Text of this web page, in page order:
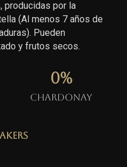
producidas por la
(Al menos 7 años de
Pueden
y frutos secos.
Chardonay
0%